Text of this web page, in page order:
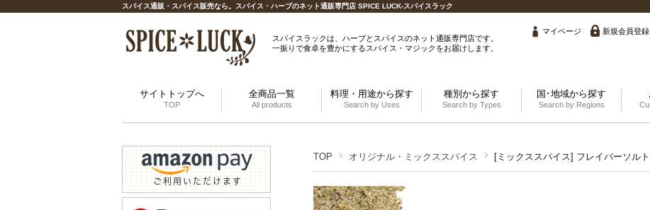
スパイス通販・スパイス販売なら。スパイス・ハーブのネット通販専門店 SPICE LUCK-スパイスラック
スパイスラックは、ハーブとスパイスのネット通販専門店です。
一振りで食卓を豊かにするスパイス・マジックをお届けします。
マイページ 新規会員登録
サイトトップへ
TOP
全商品一覧
All products
料理・用途から探す
Search by Uses
種別から探す
Search by Types
国･地域から探す
Search by Regions
TOP オリジナル・ミックススパイス [ミックススパイス] フレイバーソルト